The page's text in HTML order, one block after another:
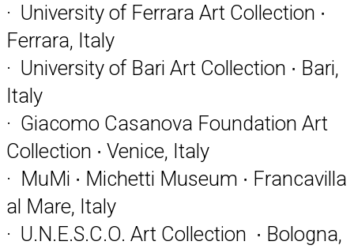
· University of Ferrara Art Collection ∙
Ferrara, Italy
· University of Bari Art Collection ∙ Bari,
Italy
· Giacomo Casanova Foundation Art
Collection ∙ Venice, Italy
· MuMi ∙ Michetti Museum ∙ Francavilla
al Mare, Italy
· U.N.E.S.C.O. Art Collection ∙ Bologna,